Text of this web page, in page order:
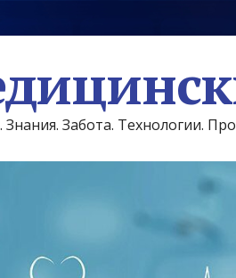
Забота. Технологии.